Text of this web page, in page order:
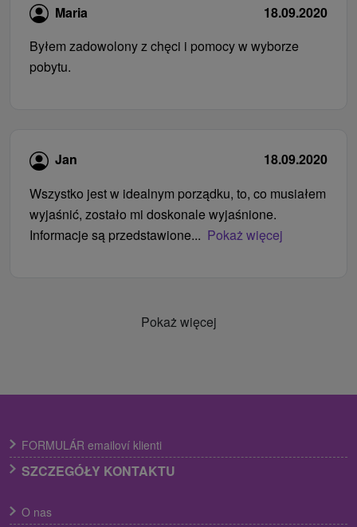
Maria
18.09.2020
Byłem zadowolony z chęci i pomocy w wyborze
pobytu.
Jan
18.09.2020
Wszystko jest w idealnym porządku, to, co musiałem
wyjaśnić, zostało mi doskonale wyjaśnione.
Informacje są przedstawione... Pokaż więcej
Pokaż więcej
FORMULÁR emailoví klienti
SZCZEGÓŁY KONTAKTU
O nas